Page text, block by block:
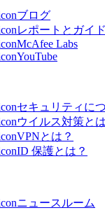
ブログ
レポートとガイド
McAfee Labs
YouTube
セキュリティに
ウイルス対策と
VPNとは？
ID 保護とは？
ニュースルーム